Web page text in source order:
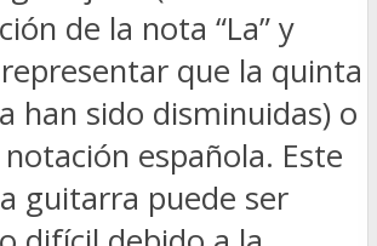
de la nota “La” y
que la quinta
han sido disminuidas) o
española. Este
guitarra puede ser